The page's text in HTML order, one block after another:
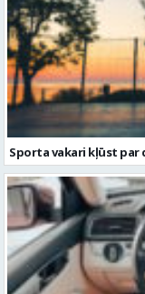
Sporta vakari kļūst par